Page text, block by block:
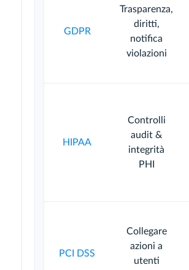
GDPR
Trasparenza,
diritti,
notifica
violazioni
HIPAA
Controlli
audit &
integrità
PHI
PCI DSS
Collegare
azioni a
utenti